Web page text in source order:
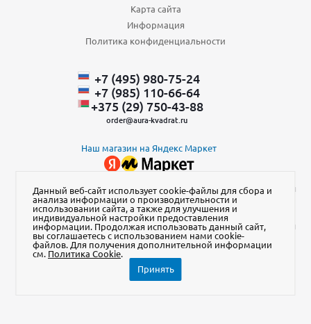
Карта сайта
Информация
Политика конфиденциальности
+7 (495) 980-75-24
+7 (985) 110-66-64
+375 (29) ​750-43-88
order@aura-kvadrat.ru
Наш магазин на Яндекс Маркет
2026 © АУРА-квадрат ИНН 7706242290, адрес: 141014, Московская
обл., г. Мытищи, ул. Центральная, стр.20Б, помещ. 515-2
Представленная на сайте информация о товарах и их стоимости
не является публичной офертой
Данный веб-сайт использует cookie-файлы для сбора и
анализа информации о производительности и
использовании сайта, а также для улучшения и
индивидуальной настройки предоставления
информации. Продолжая использовать данный сайт,
вы соглашаетесь с использованием нами cookie-
файлов. Для получения дополнительной информации
см. Политика Cookie.
Принять